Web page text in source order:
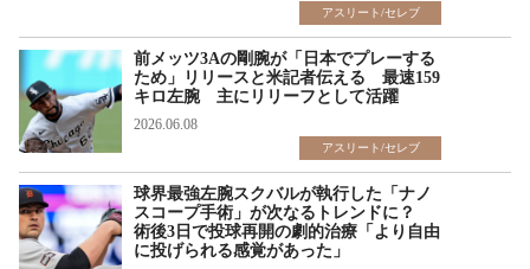
アスリート/セレブ
前メッツ3Aの剛腕が「日本でプレーする
ため」リリースと米記者伝える 最速159
キロ左腕 主にリリーフとして活躍
2026.06.08
アスリート/セレブ
球界最強左腕スクバルが執行した「ナノ
スコープ手術」が次なるトレンドに？
術後3日で投球再開の劇的治療「より自由
に投げられる感覚があった」